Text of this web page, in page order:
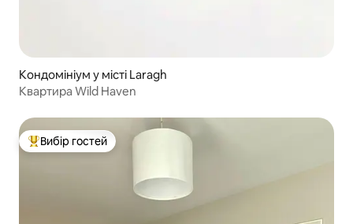
Кондомініум у місті Laragh
Квартира Wild Haven
Топ вибір гостей
Вибір гостей